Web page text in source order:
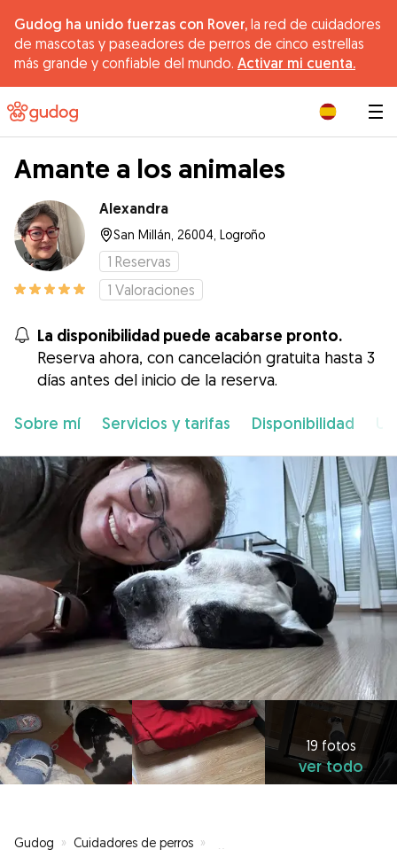
Gudog ha unido fuerzas con Rover, la red de cuidadores
de mascotas y paseadores de perros de cinco estrellas
más grande y confiable del mundo. Activar mi cuenta.
Amante a los animales
Alexandra
San Millán, 26004, Logroño
1 Reservas
1 Valoraciones
La disponibilidad puede acabarse pronto.
Reserva ahora, con cancelación gratuita hasta 3
días antes del inicio de la reserva.
Sobre mí Servicios y tarifas Disponibilidad
19 fotos
ver todo
Gudog » Cuidadores de perros »